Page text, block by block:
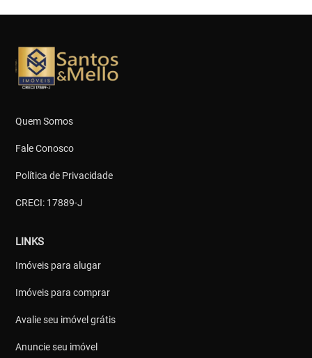
Quem Somos
Fale Conosco
Política de Privacidade
CRECI: 17889-J
LINKS
Imóveis para alugar
Imóveis para comprar
Avalie seu imóvel grátis
Anuncie seu imóvel